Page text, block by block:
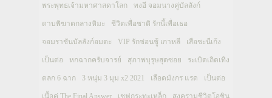
พระพุทธเจ้ามหาศาสดาโลก ทงอี จอมนางคู่บัลลังก์
ดาบพิฆาตกลางหิมะ ชีวิตเพื่อชาติ รักนี้เพื่อเธอ
จอมราชันบัลลังก์อมตะ VIP รักซ่อนชู้ เกาหลี เสือชะนีเก้ง
เป็นต่อ หกฉากครับจารย์ สุภาพบุรุษสุดซอย ระเบิดเถิดเทิง
ตลก 6 ฉาก 3 หนุ่ม 3 มุม x2 2021 เลือดมังกร แรด เป็นต่อ
เนื้อคู่ The Final Answer เชฟกระทะเหล็ก สงครามชีวิตโอชิน